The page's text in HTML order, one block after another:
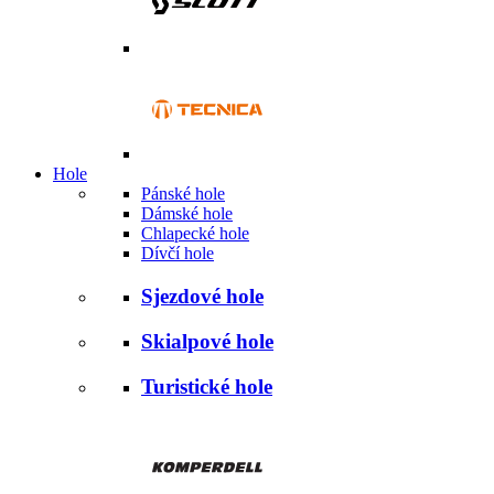
Hole
Pánské hole
Dámské hole
Chlapecké hole
Dívčí hole
Sjezdové hole
Skialpové hole
Turistické hole